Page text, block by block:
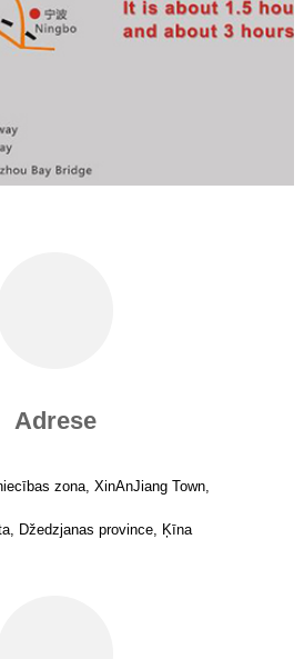
Adrese
zona, XinAnJiang Town,
Džedzjanas province, Ķīna